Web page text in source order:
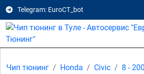
Telegram: EuroCT_bot
Чип тюнинг Honda Civic 8 -